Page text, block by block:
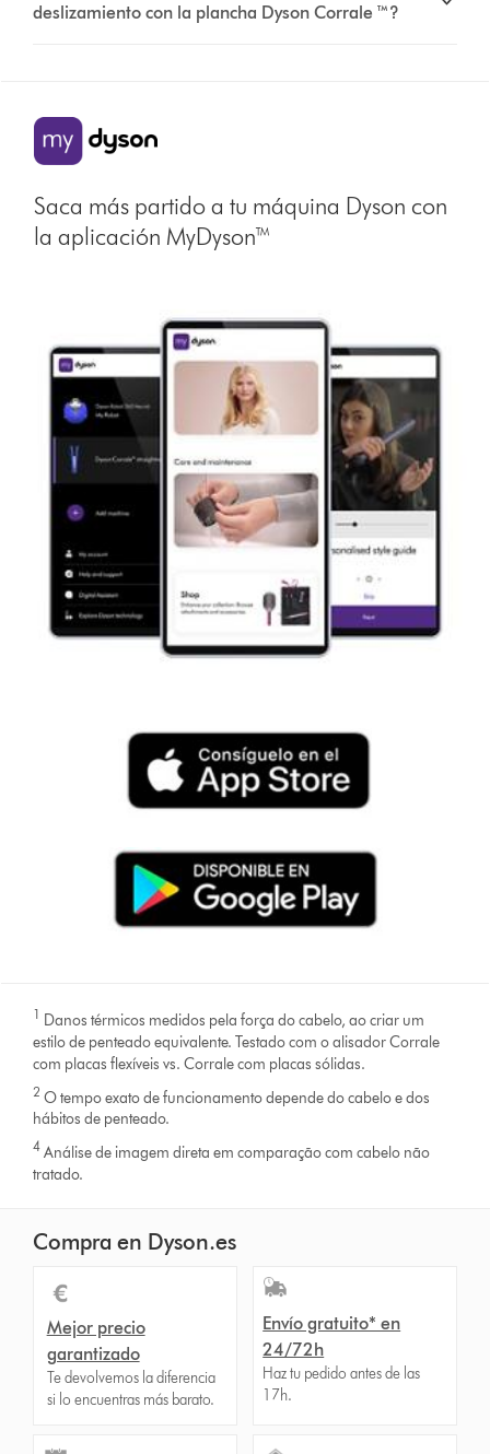
deslizamiento con la plancha Dyson Corrale ™?
Saca más partido a tu máquina Dyson con
la aplicación MyDyson™
1 Danos térmicos medidos pela força do cabelo, ao criar um
estilo de penteado equivalente. Testado com o alisador Corrale
com placas flexíveis vs. Corrale com placas sólidas.
2 O tempo exato de funcionamento depende do cabelo e dos
hábitos de penteado.
4 Análise de imagem direta em comparação com cabelo não
tratado.
Compra en Dyson.es
Mejor precio
garantizado
Te devolvemos la diferencia
si lo encuentras más barato.
Envío gratuito* en
24/72h
Haz tu pedido antes de las
17h.